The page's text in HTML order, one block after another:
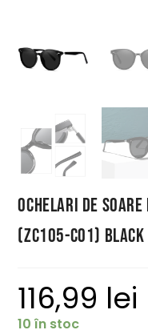
Ochelari de
(ZC105-C01)
116,99 lei
10 în stoc